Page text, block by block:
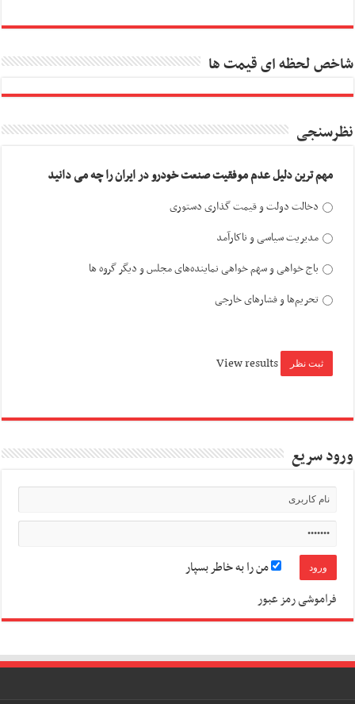
شاخص لحظه ای قیمت ها
نظرسنجی
مهم ترین دلیل عدم موفقیت صنعت خودرو در ایران را چه می دانید
دخالت دولت و قیمت گذاری دستوری
مدیریت سیاسی و ناکارآمد
باج خواهی و سهم خواهی نماینده‌های مجلس و دیگر گروه ها
تحریم‌ها و فشارهای خارجی
View results
ورود سریع
من را به خاطر بسپار
فراموشی رمز عبور